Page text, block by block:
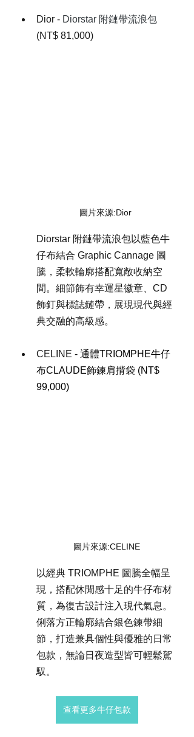
Dior - Diorstar 附鏈帶流浪包
(NT$ 81,000)
圖片來源:Dior
Diorstar 附鏈帶流浪包以藍色牛
仔布結合 Graphic Cannage 圖
騰，柔軟輪廓搭配寬敞收納空
間。細節飾有幸運星徽章、CD
飾釘與標誌鏈帶，展現現代與經
典交融的高級感。
CELINE - 通體TRIOMPHE牛仔
布CLAUDE飾鍊肩揹袋 (NT$
99,000)
圖片來源:CELINE
以經典 TRIOMPHE 圖騰全幅呈
現，搭配休閒感十足的牛仔布材
質，為復古設計注入現代氣息。
俐落方正輪廓結合銀色鍊帶細
節，打造兼具個性與優雅的日常
包款，無論日夜造型皆可輕鬆駕
馭。
查看更多牛仔包款